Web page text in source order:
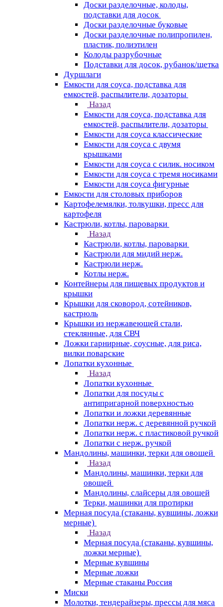
Доски разделочные, колоды,
подставки для досок
Доски разделочные буковые
Доски разделочные полипропилен,
пластик, полиэтилен
Колоды разрубочные
Подставки для досок, рубанок/щетка
Дуршлаги
Емкости для соуса, подставка для
емкостей, распылители, дозаторы
Назад
Емкости для соуса, подставка для
емкостей, распылители, дозаторы
Емкости для соуса классические
Емкости для соуса с двумя
крышками
Емкости для соуса с силик. носиком
Емкости для соуса с тремя носиками
Емкости для соуса фигурные
Емкости для столовых приборов
Картофелемялки, толкушки, пресс для
картофеля
Кастрюли, котлы, пароварки
Назад
Кастрюли, котлы, пароварки
Кастрюли для мидий нерж.
Кастрюли нерж.
Котлы нерж.
Контейнеры для пищевых продуктов и
крышки
Крышки для сковород, сотейников,
кастрюль
Крышки из нержавеющей стали,
стеклянные, для СВЧ
Ложки гарнирные, соусные, для риса,
вилки поварские
Лопатки кухонные
Назад
Лопатки кухонные
Лопатки для посуды с
антипригарной поверхностью
Лопатки и ложки деревянные
Лопатки нерж. с деревянной ручкой
Лопатки нерж. с пластиковой ручкой
Лопатки с нерж. ручкой
Мандолины, машинки, терки для овощей
Назад
Мандолины, машинки, терки для
овощей
Мандолины, слайсеры для овощей
Терки, машинки для протирки
Мерная посуда (стаканы, кувшины, ложки
мерные)
Назад
Мерная посуда (стаканы, кувшины,
ложки мерные)
Мерные кувшины
Мерные ложки
Мерные стаканы Россия
Миски
Молотки, тендерайзеры, прессы для мяса